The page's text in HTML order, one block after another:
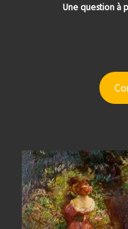
Une question à